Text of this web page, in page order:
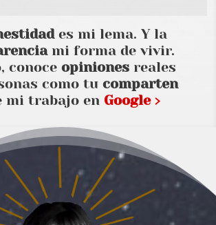
es mi lema. Y la
mi forma de vivir.
conoceopiniones reales
como tucomparten
mi trabajo en Google ›